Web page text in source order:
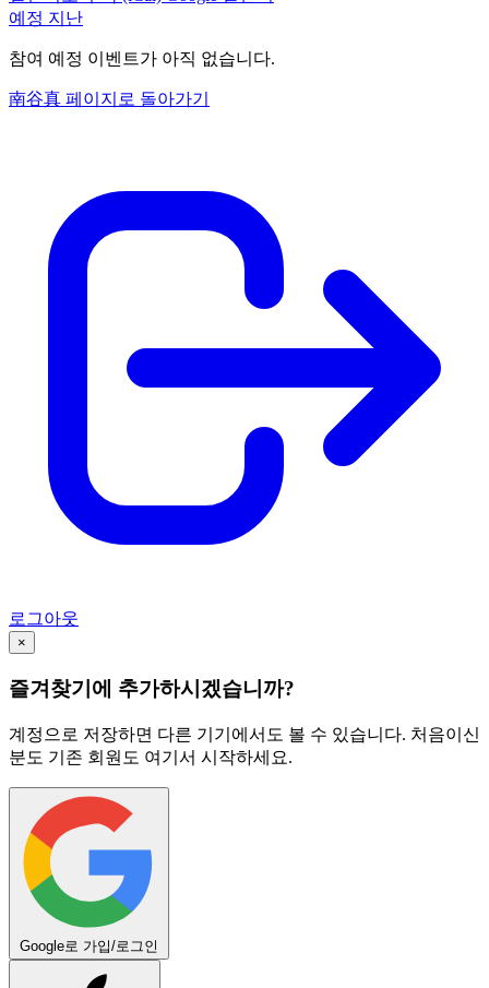
예정 지난
참여 예정 이벤트가 아직 없습니다.
南谷真 페이지로 돌아가기
로그아웃
×
즐겨찾기에 추가하시겠습니까?
계정으로 저장하면 다른 기기에서도 볼 수 있습니다. 처음이신
분도 기존 회원도 여기서 시작하세요.
Google로 가입/로그인